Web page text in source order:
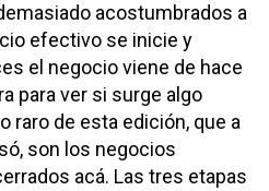
acostumbrados a
efectivo se inicie y
el negocio viene de hace
para ver si surge algo
raro de esta edición, que a
son los negocios
acá. Las tres etapas